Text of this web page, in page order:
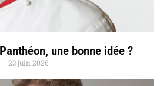
une bonne idée ?
23 juin 2026